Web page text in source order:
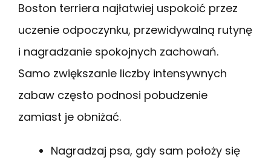
Boston terriera najłatwiej uspokoić przez
uczenie odpoczynku, przewidywalną rutynę
i nagradzanie spokojnych zachowań.
Samo zwiększanie liczby intensywnych
zabaw często podnosi pobudzenie
zamiast je obniżać.
Nagradzaj psa, gdy sam położy się